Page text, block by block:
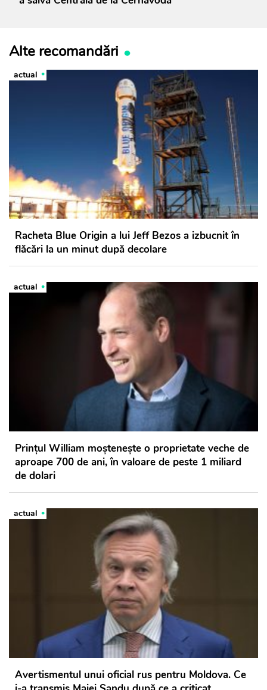
Alte recomandări
actual
Racheta Blue Origin a lui Jeff Bezos a izbucnit în
flăcări la un minut după decolare
actual
Prințul William moștenește o proprietate veche de
aproape 700 de ani, în valoare de peste 1 miliard
de dolari
actual
Avertismentul unui oficial rus pentru Moldova. Ce